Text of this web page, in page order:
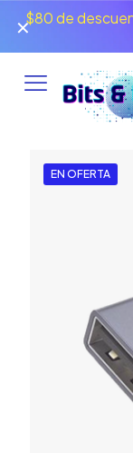
$80 de
✕
EN OFERTA